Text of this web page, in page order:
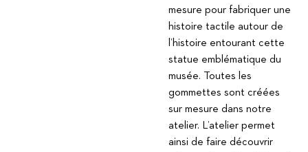
mesure pour fabriquer une
histoire tactile autour de
l’histoire entourant cette
statue emblématique du
musée. Toutes les
gommettes sont créées
sur mesure dans notre
atelier. L’atelier permet
ainsi de faire découvrir